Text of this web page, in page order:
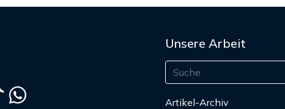
Unsere Arbeit
Artikel-Archiv